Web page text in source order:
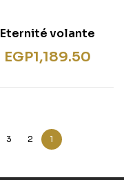
Eternité volante
EGP1,189.50
1
2
3